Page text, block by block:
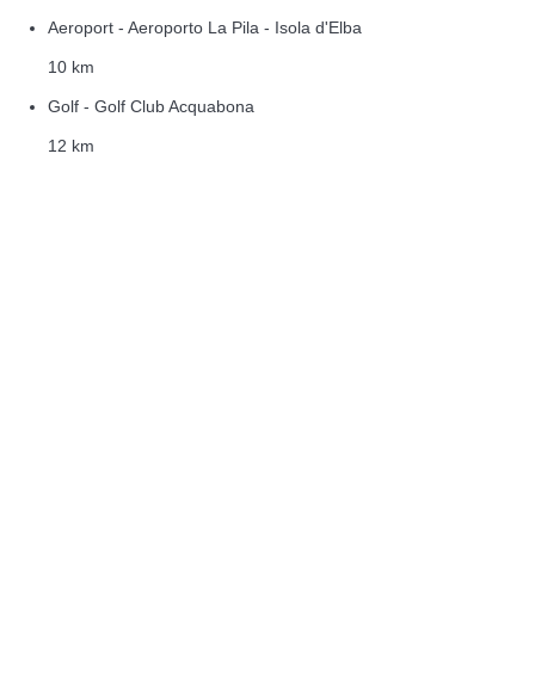
Aeroport - Aeroporto La Pila - Isola d'Elba
10 km
Golf - Golf Club Acquabona
12 km